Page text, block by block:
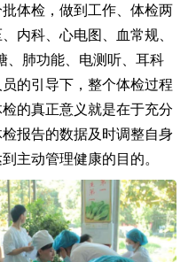
体检，做到工作、体检两
内科、心电图、血常规、
、肺功能、电测听、耳科
的引导下，整个体检过程
的真正意义就是在于充分
报告的数据及时调整自身
主动管理健康的目的。